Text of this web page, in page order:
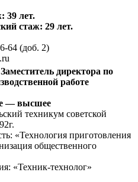
39 лет.
стаж: 29 лет.
64 (доб. 2)
директора по
работе
— высшее
техникум советской
«Технология приготовления
общественного
«Техник-технолог»